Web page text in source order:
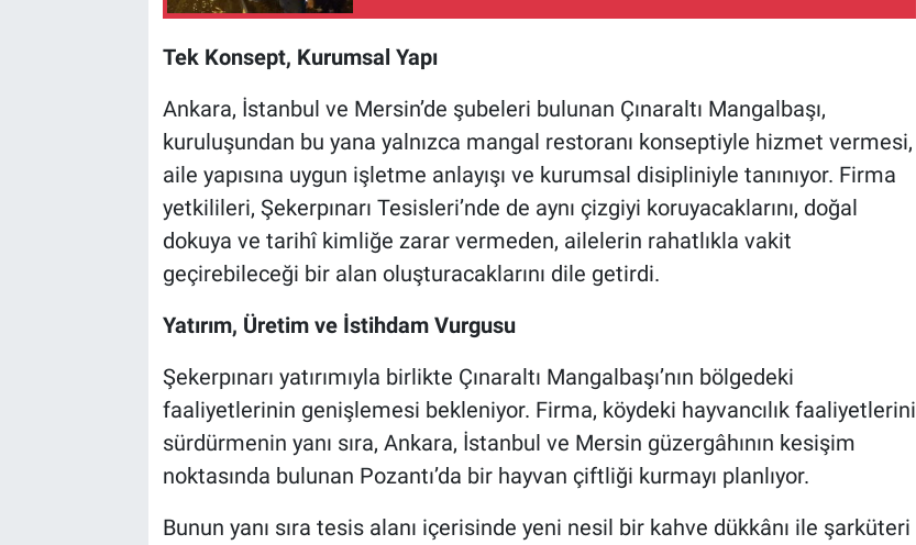
Tek Konsept, Kurumsal Yapı
Ankara, İstanbul ve Mersin’de şubeleri bulunan Çınaraltı Mangalbaşı,
kuruluşundan bu yana yalnızca mangal restoranı konseptiyle hizmet vermesi,
aile yapısına uygun işletme anlayışı ve kurumsal disipliniyle tanınıyor. Firma
yetkilileri, Şekerpınarı Tesisleri’nde de aynı çizgiyi koruyacaklarını, doğal
dokuya ve tarihî kimliğe zarar vermeden, ailelerin rahatlıkla vakit
geçirebileceği bir alan oluşturacaklarını dile getirdi.
Yatırım, Üretim ve İstihdam Vurgusu
Şekerpınarı yatırımıyla birlikte Çınaraltı Mangalbaşı’nın bölgedeki
faaliyetlerinin genişlemesi bekleniyor. Firma, köydeki hayvancılık faaliyetlerini
sürdürmenin yanı sıra, Ankara, İstanbul ve Mersin güzergâhının kesişim
noktasında bulunan Pozantı’da bir hayvan çiftliği kurmayı planlıyor.
Bunun yanı sıra tesis alanı içerisinde yeni nesil bir kahve dükkânı ile şarküteri